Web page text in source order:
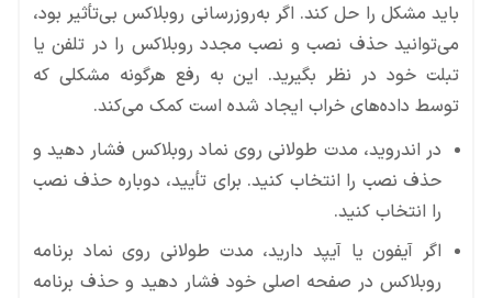
باید مشکل را حل کند. اگر به‌روزرسانی روبلاکس بی‌تأثیر بود،
می‌توانید حذف نصب و نصب مجدد روبلاکس را در تلفن یا
تبلت خود در نظر بگیرید. این به رفع هرگونه مشکلی که
توسط داده‌های خراب ایجاد شده است کمک می‌کند.
در اندروید، مدت طولانی روی نماد روبلاکس فشار دهید و
حذف نصب را انتخاب کنید. برای تأیید، دوباره حذف نصب
را انتخاب کنید.
اگر آیفون یا آیپد دارید، مدت طولانی روی نماد برنامه
روبلاکس در صفحه اصلی خود فشار دهید و حذف برنامه